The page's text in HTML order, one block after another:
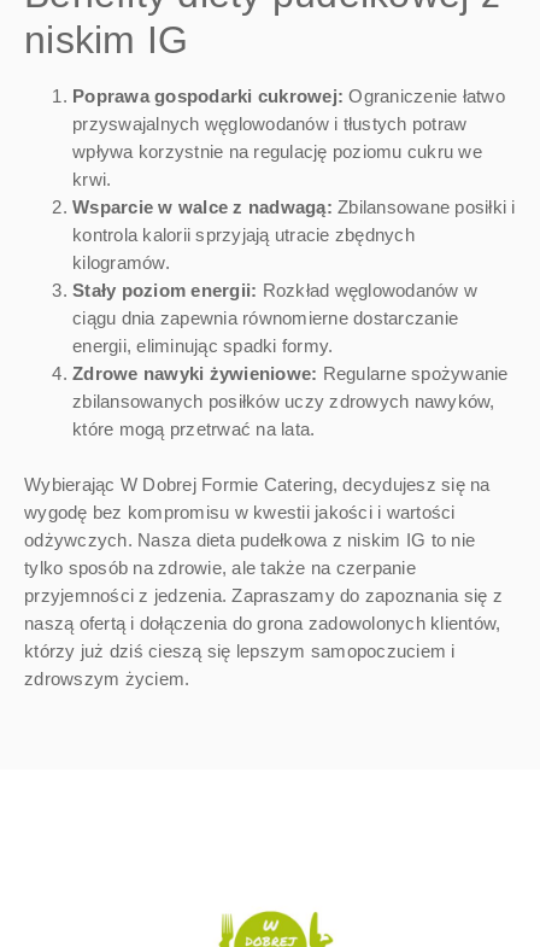
niskim IG
Poprawa gospodarki cukrowej: Ograniczenie łatwo
przyswajalnych węglowodanów i tłustych potraw
wpływa korzystnie na regulację poziomu cukru we
krwi.
Wsparcie w walce z nadwagą: Zbilansowane posiłki i
kontrola kalorii sprzyjają utracie zbędnych
kilogramów.
Stały poziom energii: Rozkład węglowodanów w
ciągu dnia zapewnia równomierne dostarczanie
energii, eliminując spadki formy.
Zdrowe nawyki żywieniowe: Regularne spożywanie
zbilansowanych posiłków uczy zdrowych nawyków,
które mogą przetrwać na lata.
Wybierając W Dobrej Formie Catering, decydujesz się na
wygodę bez kompromisu w kwestii jakości i wartości
odżywczych. Nasza dieta pudełkowa z niskim IG to nie
tylko sposób na zdrowie, ale także na czerpanie
przyjemności z jedzenia. Zapraszamy do zapoznania się z
naszą ofertą i dołączenia do grona zadowolonych klientów,
którzy już dziś cieszą się lepszym samopoczuciem i
zdrowszym życiem.